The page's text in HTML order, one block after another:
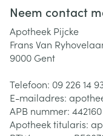
Neem contact
Apotheek Pijcke
Frans Van
9000 Gent
Telefoon: 09 226 14
E-mailadres:
APB nummer: 442160
Apotheek titularis: